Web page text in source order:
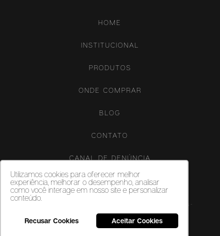
Utilizamos cookies para oferecer melhor
experiência, melhorar o desempenho, analisar
como você interage em nosso site e personalizar
conteúdo.
Recusar Cookies Aceitar Cookies
HOME
INSTITUCIONAL
PRODUTOS
ONDE COMPRAR
BLOG
CONTATO
CANAL DE DENÚNCIA
Copyright ©‎ 2026. Porcelanatos, revestimentos cerâmicos e vinílicos -